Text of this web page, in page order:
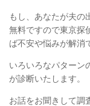
もし、あなたが夫の
無料ですので東京探
ば不安や悩みが解消
いろいろなパターン
が診断いたします。
お話をお聞きして調